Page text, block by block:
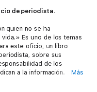
de periodista.
quien no se ha
Es uno de los temas
este oficio, un libro
sobre sus
de los
a la información.
Más